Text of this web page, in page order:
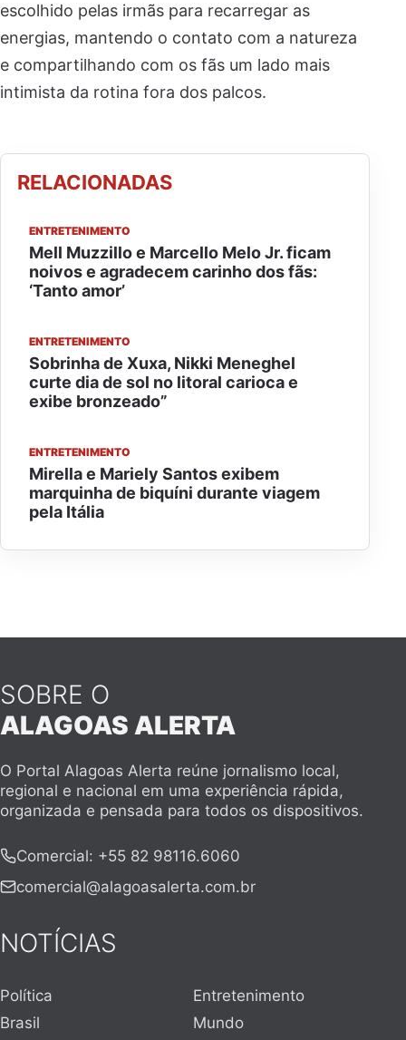
escolhido pelas irmãs para recarregar as
energias, mantendo o contato com a natureza
e compartilhando com os fãs um lado mais
intimista da rotina fora dos palcos.
RELACIONADAS
ENTRETENIMENTO
Mell Muzzillo e Marcello Melo Jr. ficam
noivos e agradecem carinho dos fãs:
‘Tanto amor’
ENTRETENIMENTO
Sobrinha de Xuxa, Nikki Meneghel
curte dia de sol no litoral carioca e
exibe bronzeado”
ENTRETENIMENTO
Mirella e Mariely Santos exibem
marquinha de biquíni durante viagem
pela Itália
SOBRE O
ALAGOAS ALERTA
O Portal Alagoas Alerta reúne jornalismo local,
regional e nacional em uma experiência rápida,
organizada e pensada para todos os dispositivos.
Comercial: +55 82 98116.6060
comercial@alagoasalerta.com.br
NOTÍCIAS
Política
Entretenimento
Brasil
Mundo